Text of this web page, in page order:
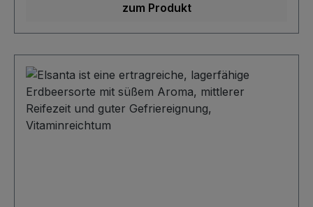
raus.Düngung: je nach Bodentyp einen Vollnährstoff-
Infoseiten weiter unten... -
zum Produkt